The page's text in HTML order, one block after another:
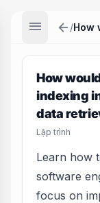
menu arrow_back /
How
indexing
data
Lập trình
Learn how
software
focus on